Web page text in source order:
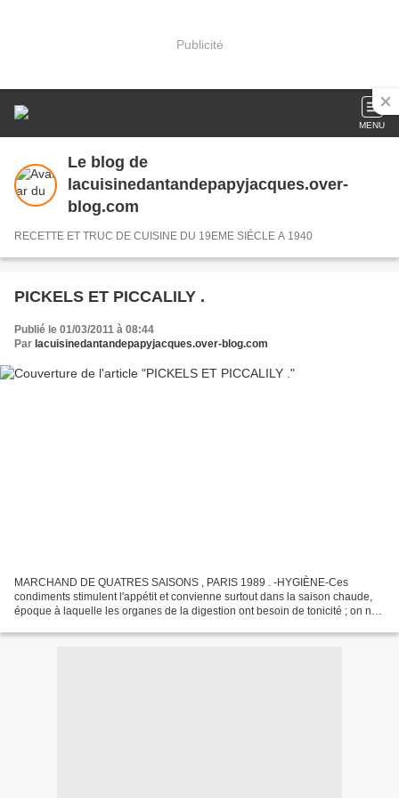
Publicité
MENU
Le blog de
lacuisinedantandepapyjacques.over-
blog.com
RECETTE ET TRUC DE CUISINE DU 19EME SIÉCLE A 1940
PICKELS ET PICCALILY .
Publié le 01/03/2011 à 08:44
Par lacuisinedantandepapyjacques.over-blog.com
MARCHAND DE QUATRES SAISONS , PARIS 1989 . -HYGIÈNE-Ces
condiments stimulent l'appétit et convienne surtout dans la saison chaude,
époque à laquelle les organes de la digestion ont besoin de tonicité ; on ne